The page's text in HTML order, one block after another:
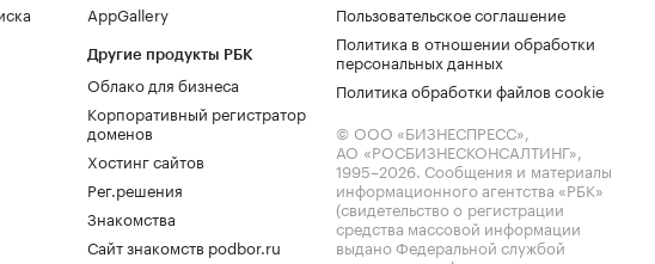
AppGallery
Другие продукты РБК
Облако для бизнеса
Корпоративный регистратор
доменов
Хостинг сайтов
Рег.решения
Знакомства
Сайт знакомств podbor.ru
Пользовательское соглашение
Политика в отношении обработки
персональных данных
Политика обработки файлов cookie
© ООО «БИЗНЕСПРЕСС»,
АО «РОСБИЗНЕСКОНСАЛТИНГ»,
1995–2026. Сообщения и материалы
информационного агентства «РБК»
(свидетельство о регистрации
средства массовой информации
выдано Федеральной службой